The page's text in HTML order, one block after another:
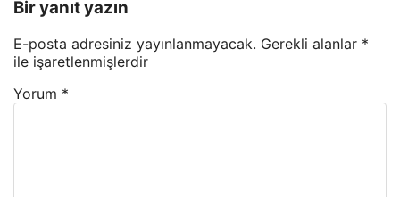
Bir yanıt yazın
E-posta adresiniz yayınlanmayacak. Gerekli alanlar *
ile işaretlenmişlerdir
Yorum *